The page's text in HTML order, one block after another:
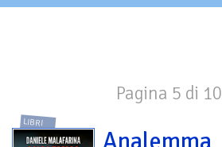
Pagina 5 di 10
LIBRI